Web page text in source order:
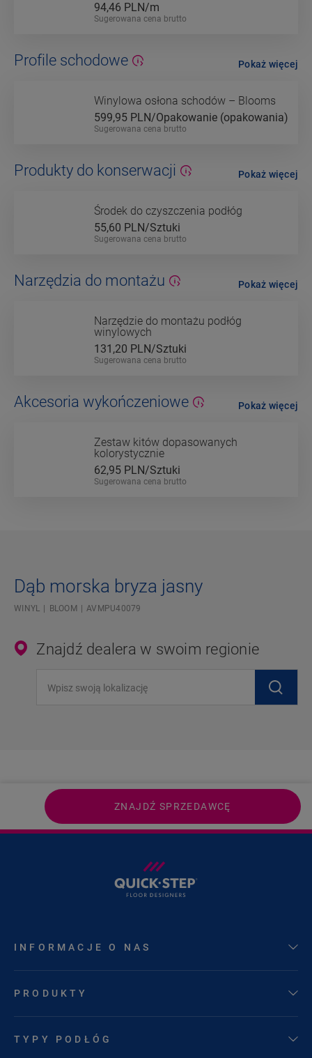
94,46 PLN/m
Sugerowana cena brutto
Profile schodowe
Winylowa osłona schodów – Blooms
599,95 PLN/Opakowanie (opakowania)
Sugerowana cena brutto
Pokaż więcej
Produkty do konserwacji
Środek do czyszczenia podłóg
55,60 PLN/Sztuki
Sugerowana cena brutto
Pokaż więcej
Narzędzia do montażu
Narzędzie do montażu podłóg
winylowych
131,20 PLN/Sztuki
Sugerowana cena brutto
Pokaż więcej
Akcesoria wykończeniowe
Zestaw kitów dopasowanych
kolorystycznie
62,95 PLN/Sztuki
Sugerowana cena brutto
Pokaż więcej
Dąb morska bryza jasny
WINYL BLOOM AVMPU40079
Znajdź dealera w swoim regionie
ZNAJDŹ SPRZEDAWCĘ
INFORMACJE O NAS
PRODUKTY
TYPY PODŁÓG